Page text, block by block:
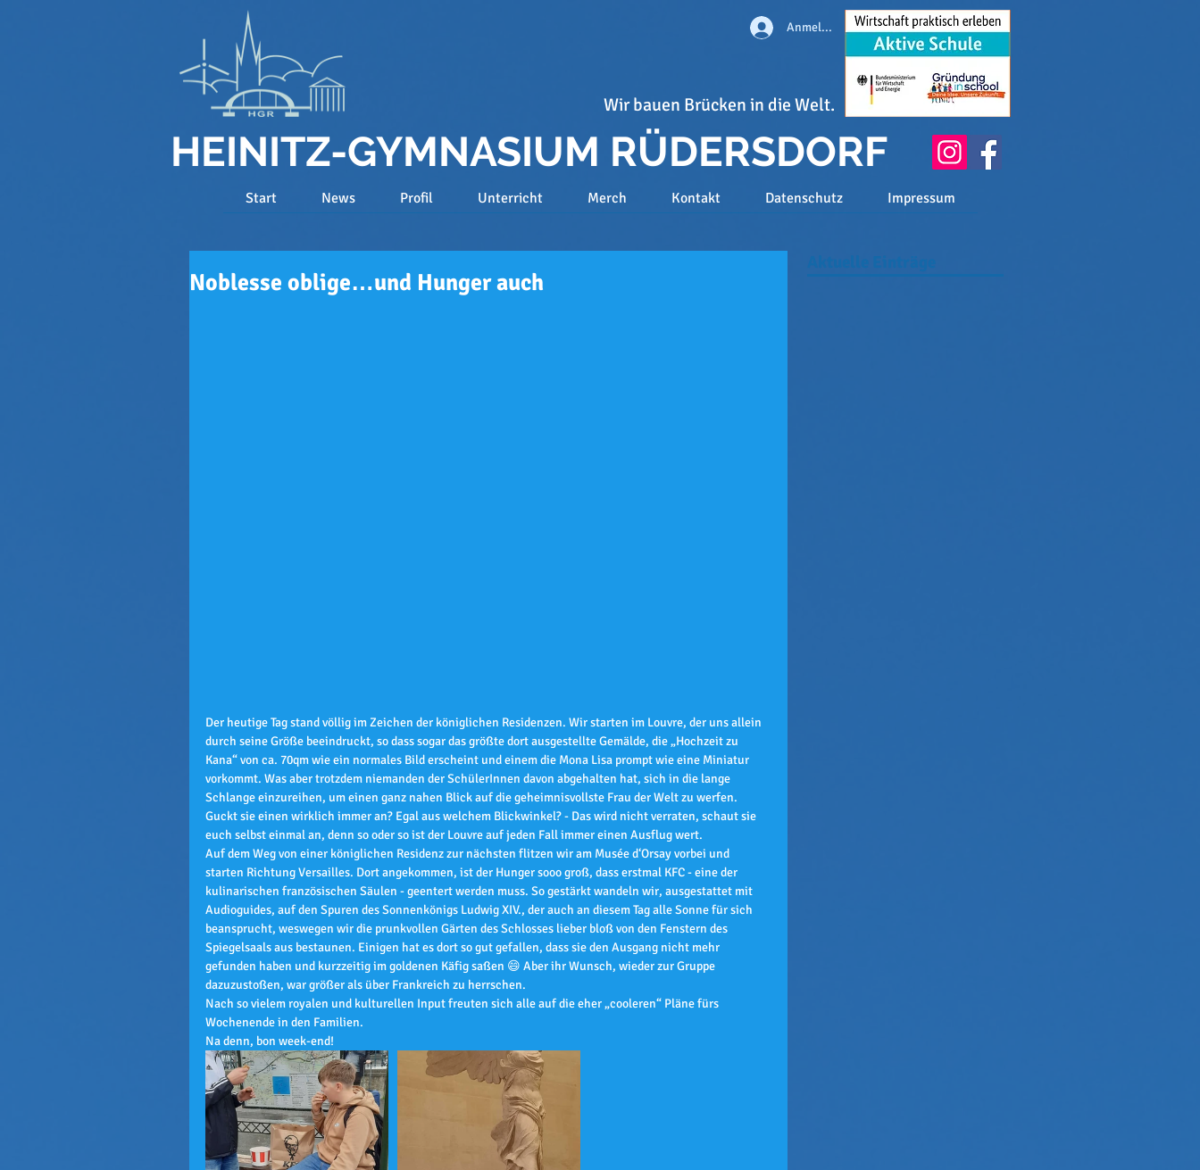
Anmelden
Wir bauen Brücken in die Welt.
HEINITZ-GYMNASIUM RÜDERSDORF
Start News Profil Unterricht Merch Kontakt Datenschutz Impressum
Noblesse oblige…und Hunger auch
Der heutige Tag stand völlig im Zeichen der königlichen Residenzen. Wir starten im Louvre, der uns allein
durch seine Größe beeindruckt, so dass sogar das größte dort ausgestellte Gemälde, die „Hochzeit zu
Kana“ von ca. 70qm wie ein normales Bild erscheint und einem die Mona Lisa prompt wie eine Miniatur
vorkommt. Was aber trotzdem niemanden der SchülerInnen davon abgehalten hat, sich in die lange
Schlange einzureihen, um einen ganz nahen Blick auf die geheimnisvollste Frau der Welt zu werfen.
Guckt sie einen wirklich immer an? Egal aus welchem Blickwinkel? - Das wird nicht verraten, schaut sie
euch selbst einmal an, denn so oder so ist der Louvre auf jeden Fall immer einen Ausflug wert.
Auf dem Weg von einer königlichen Residenz zur nächsten flitzen wir am Musée d‘Orsay vorbei und
starten Richtung Versailles. Dort angekommen, ist der Hunger sooo groß, dass erstmal KFC - eine der
kulinarischen französischen Säulen - geentert werden muss. So gestärkt wandeln wir, ausgestattet mit
Audioguides, auf den Spuren des Sonnenkönigs Ludwig XIV., der auch an diesem Tag alle Sonne für sich
beansprucht, weswegen wir die prunkvollen Gärten des Schlosses lieber bloß von den Fenstern des
Spiegelsaals aus bestaunen. Einigen hat es dort so gut gefallen, dass sie den Ausgang nicht mehr
gefunden haben und kurzzeitig im goldenen Käfig saßen 😄 Aber ihr Wunsch, wieder zur Gruppe
dazuzustoßen, war größer als über Frankreich zu herrschen.
Nach so vielem royalen und kulturellen Input freuten sich alle auf die eher „cooleren“ Pläne fürs
Wochenende in den Familien.
Na denn, bon week-end!